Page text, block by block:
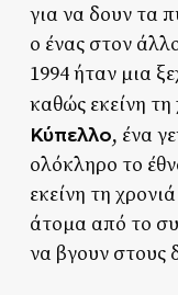
για να δουν τα
ο ένας στον
1994 ήταν μια
καθώς εκείνη τη
Κύπελλο, ένα
ολόκληρο το
εκείνη τη
άτομα από το
να βγουν στους